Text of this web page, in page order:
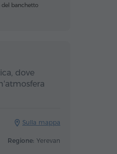
del banchetto
dove
Sulla mappa
Regione: Yerevan